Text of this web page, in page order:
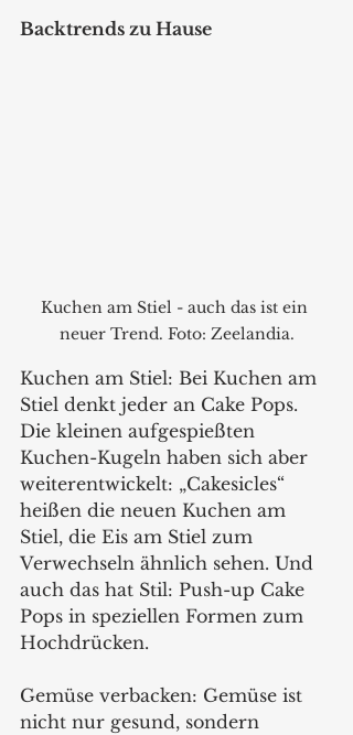
Backtrends zu Hause
Kuchen am Stiel - auch das ist ein
neuer Trend. Foto: Zeelandia.
Kuchen am Stiel: Bei Kuchen am
Stiel denkt jeder an Cake Pops.
Die kleinen aufgespießten
Kuchen-Kugeln haben sich aber
weiterentwickelt: „Cakesicles“
heißen die neuen Kuchen am
Stiel, die Eis am Stiel zum
Verwechseln ähnlich sehen. Und
auch das hat Stil: Push-up Cake
Pops in speziellen Formen zum
Hochdrücken.
Gemüse verbacken: Gemüse ist
nicht nur gesund, sondern